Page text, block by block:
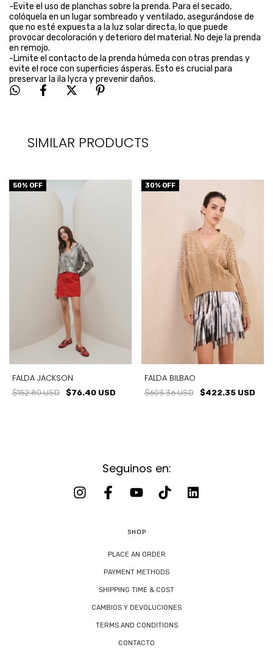
-Evite el uso de planchas sobre la prenda. Para el secado,
colóquela en un lugar sombreado y ventilado, asegurándose de
que no esté expuesta a la luz solar directa, lo que puede
provocar decoloración y deterioro del material. No deje la prenda
en remojo.
-Limite el contacto de la prenda húmeda con otras prendas y
evite el roce con superficies ásperas. Esto es crucial para
preservar la ila lycra y prevenir daños.
SIMILAR PRODUCTS
50% OFF
FALDA JACKSON
$152.80 USD $76.40 USD
30% OFF
FALDA BILBAO
$603.36 USD $422.35 USD
Seguinos en:
SHOP
PLACE AN ORDER
PAYMENT METHODS
SHIPPING TIME & COST
CAMBIOS Y DEVOLUCIONES
TERMS AND CONDITIONS
CONTACTO